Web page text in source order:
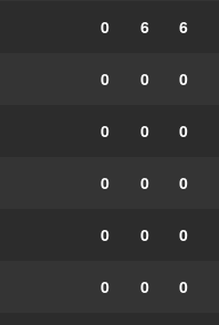
0 6 6
0 0 0
0 0 0
0 0 0
0 0 0
0 0 0